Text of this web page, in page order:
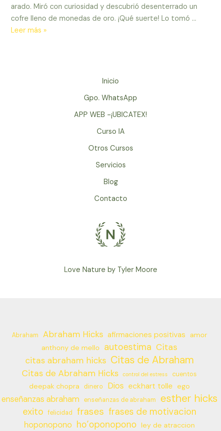
arado. Miró con curiosidad y descubrió desenterrado un
cofre lleno de monedas de oro. ¡Qué suerte! Lo tomó …
El
Leer más »
Inicio
Gpo. WhatsApp
APP WEB -¡UBICATEX!
Curso IA
Otros Cursos
Servicios
Blog
Contacto
Love Nature by Tyler Moore
Abraham Abraham Hicks afirmaciones positivas
amor
anthony de mello
autoestima Citas
citas abraham hicks Citas de Abraham
Citas de Abraham Hicks control del estress cuentos
deepak chopra dinero Dios eckhart tolle ego
enseñanzas abraham enseñanzas de abraham esther hicks
exito felicidad frases frases de motivacion
hoponopono ho’oponopono ley de atraccion